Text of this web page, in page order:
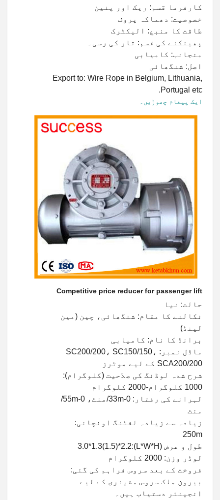
کارفرما قسم: ریک اور پنین
خصوصیت: دھماکہ پروف
طاقت کا منبع: الیکٹرک
پھینکنے کی قسم: تار کی رسی۔
منجانب: کامیابی
اصل: شنگھائی
Export to: Wire Rope in Belgium, Lithuania,
Portugal etc.
ایک پیغام چھوڑیں۔
Competitive price reducer for passenger lift
حالت: نیا
نکالنے کا مقام: شنگھائی، چین (مین
لینڈ)
برانڈ کا نام: کامیابی
ماڈل نمبر: SC200/200، SC150/150،
SCA200/200 کے لیے موٹرز
شرح شدہ لوڈنگ کی صلاحیت (کلوگرام):
1000 کلوگرام-2000 کلوگرام
لہرانے کی رفتار: 0-33m/منٹ، 0-55m/
منٹ
زیادہ سے زیادہ لفٹنگ اونچائی:
250m
طول و عرض (L*W*H):3.0*1.3(1.5)*2.2
لوڈر وزن: 2000 کلوگرام
فروخت کے بعد سروس فراہم کی گئی:
بیرون ملک سروس مشینری کے لیے
انجینئر دستیاب ہیں۔